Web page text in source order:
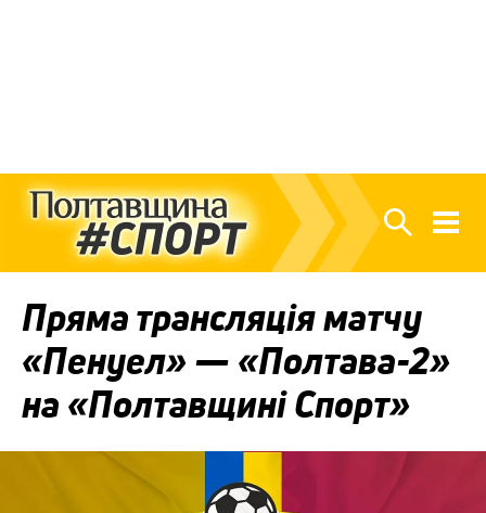
Пряма трансляція матчу
«Пенуел» — «Полтава-2»
на «Полтавщині Спорт»